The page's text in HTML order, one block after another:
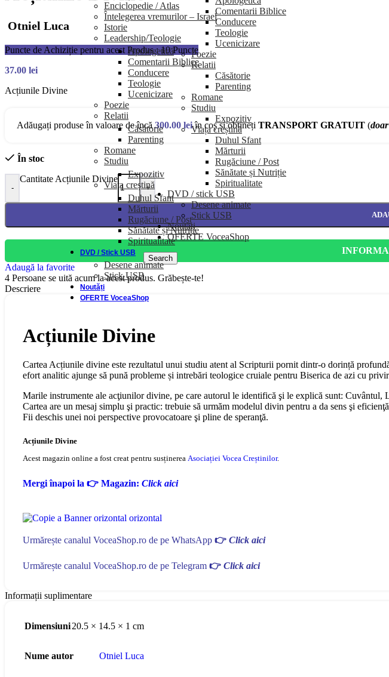
Comentarii Biblice
Conducere
Teologie
Ucenicizare
Poezie
Relatii
Căsătorie
Parenting
Romane
Studiu
Expozitiv
Viața creștină
Duhul Sfant
Mărturii
Rugăciune / Post
Sănătate și Nutriție
Spiritualitate
DVD / stick USB
Desene animate
Stick USB
Noutăți
OFERTE VoceaShop
Search
Enciclopedie / Atlas
Întelegerea vremurilor – Israel
Istorie
Leadership/Teologie
Apologetică
Comentarii Biblice
Conducere
Teologie
Ucenicizare
Poezie
Relatii
Căsătorie
Parenting
Romane
Studiu
Expozitiv
Viața creștină
Duhul Sfant
Mărturii
Rugăciune / Post
Sănătate și Nutriție
Spiritualitate
DVD / Stick USB
Desene animate
Stick USB
Noutăți
OFERTE VoceaShop
Otniel Luca
Puncte de Achiziție pentru acest Produs : 10 Puncte
37.00 lei
Acțiunile Divine
Adăugați produse în valoare de încă300.00 leiîn coș și obțineți TRANSPORT GRATUIT (
În stoc
-
Cantitate Acțiunile Divine
+
Adaugă la favorite
4 Persoane se uită acum la acest produs. Grăbește-te!
Descriere
Acțiunile Divine
Cartea Acțiunile divine este rezultatul unui studiu atent al Scripturii pornit dintr-o dorință
efort analitic ajunge să pună probleme și intrebări teologice cruiale pentru Biserica de azi cu
Marile instrumente ale acţiunilor divine, pe care autorul le identifică şi le explică sunt:
Cartea are un mesaj simplu şi practic: trebuie să urmăm modelul divin pentru a da sens şi
Fii deschis unei noi perspective provocatoare şi pline de speranţă.
Acțiunile Divine
Acest magazin online a fost creat pentru susținerea Asociației Vocea Creștinilor.
Mergi înapoi la 👉 Magazin: Click aici
Urmărește canalul VoceaShop.ro de pe WhatsApp 👉 Click aici
Urmărește canalul VoceaShop.ro de pe Telegram 👉 Click aici
Informații suplimentare
Dimensiuni20.5 × 14.5 × 1 cm
Nume autor Otniel Luca